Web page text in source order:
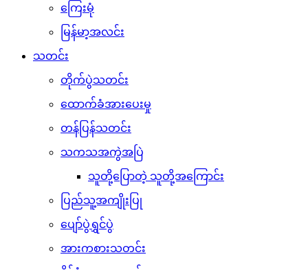
ကြေးမုံ
မြန်မာ့အလင်း
သတင်း
တိုက်ပွဲသတင်း
ထောက်ခံအားပေးမှု
တန်ပြန်သတင်း
သကသအကွဲအပြဲ
သူတို့ပြောတဲ့ သူတို့အကြောင်း
ပြည်သူ့အကျိုးပြု
ပျော်ပွဲရွှင်ပွဲ
အားကစားသတင်း